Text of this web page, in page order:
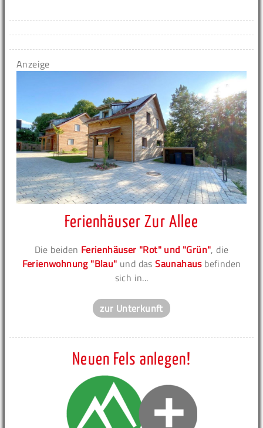
Anzeige
Ferienhäuser Zur Allee
Die beiden Ferienhäuser "Rot" und "Grün", die
Ferienwohnung "Blau" und dasSaunahausbefinden
sich in...
zur Unterkunft
Neuen Fels anlegen!